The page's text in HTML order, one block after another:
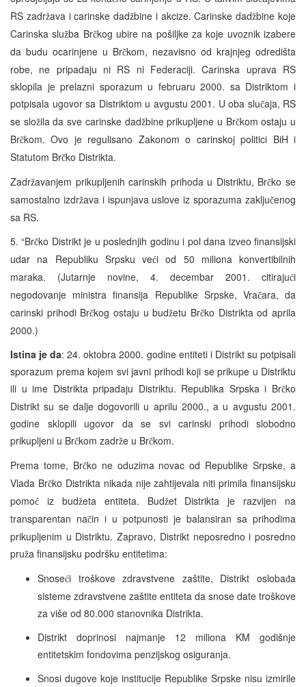
RS zadržava i carinske dadžbine i akcize. Carinske dadžbine koje
Carinska služba Brčkog ubire na pošiljke za koje uvoznik izabere
da budu ocarinjene u Brčkom, nezavisno od krajnjeg odredišta
robe, ne pripadaju ni RS ni Federaciji. Carinska uprava RS
sklopila je prelazni sporazum u februaru 2000. sa Distriktom i
potpisala ugovor sa Distriktom u avgustu 2001. U oba slučaja, RS
se složila da sve carinske dadžbine prikupljene u Brčkom ostaju u
Brčkom. Ovo je regulisano Zakonom o carinskoj politici BiH i
Statutom Brčko Distrikta.
Zadržavanjem prikupljenih carinskih prihoda u Distriktu, Brčko se
samostalno izdržava i ispunjava uslove iz sporazuma zaključenog
sa RS.
5. “Brčko Distrikt je u poslednjih godinu i pol dana izveo finansijski
udar na Republiku Srpsku veći od 50 miliona konvertibilnih
maraka. (Jutarnje novine, 4. decembar 2001. citirajući
negodovanje ministra finansija Republike Srpske, Vračara, da
carinski prihodi Brčkog ostaju u budžetu Brčko Distrikta od aprila
2000.)
Istina je da: 24. oktobra 2000. godine entiteti i Distrikt su potpisali
sporazum prema kojem svi javni prihodi koji se prikupe u Distriktu
ili u ime Distrikta pripadaju Distriktu. Republika Srpska i Brčko
Distrikt su se dalje dogovorili u aprilu 2000., a u avgustu 2001.
godine sklopili ugovor da se svi carinski prihodi slobodno
prikupljeni u Brčkom zadrže u Brčkom.
Prema tome, Brčko ne oduzima novac od Republike Srpske, a
Vlada Brčko Distrikta nikada nije zahtijevala niti primila finansijsku
pomoć iz budžeta entiteta. Budžet Distrikta je razvijen na
transparentan način i u potpunosti je balansiran sa prihodima
prikupljenim u Distriktu. Zapravo, Distrikt neposredno i posredno
pruža finansijsku podršku entitetima:
Snoseći troškove zdravstvene zaštite, Distrikt oslobađa
sisteme zdravstvene zaštite entiteta da snose date troškove
za više od 80.000 stanovnika Distrikta.
Distrikt doprinosi najmanje 12 miliona KM godišnje
entitetskim fondovima penzijskog osiguranja.
Snosi dugove koje institucije Republike Srpske nisu izmirile